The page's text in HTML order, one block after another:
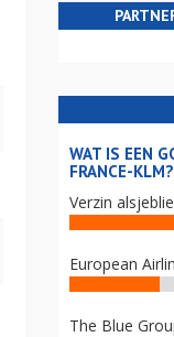
WAT IS EEN
FRANCE-KLM?
Verzin
European
The Blue